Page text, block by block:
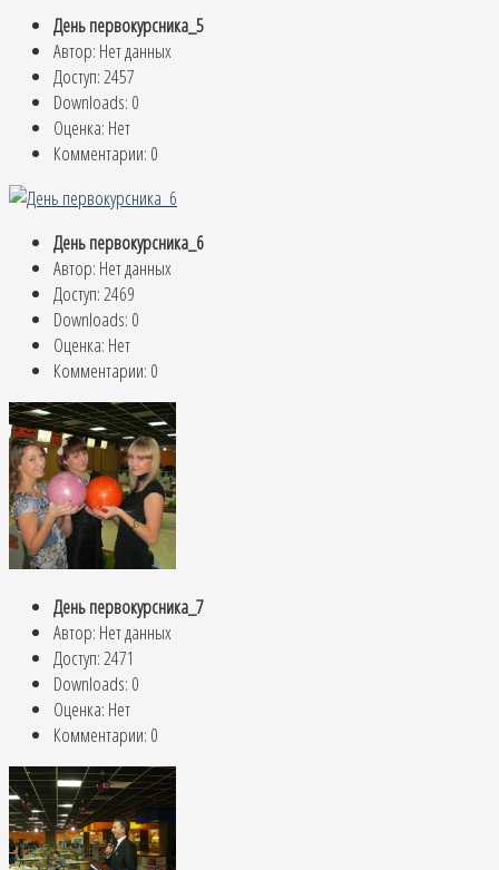
День первокурсника_5
Автор: Нет данных
Доступ: 2457
Downloads: 0
Оценка: Нет
Комментарии: 0
День первокурсника_6
Автор: Нет данных
Доступ: 2469
Downloads: 0
Оценка: Нет
Комментарии: 0
День первокурсника_7
Автор: Нет данных
Доступ: 2471
Downloads: 0
Оценка: Нет
Комментарии: 0